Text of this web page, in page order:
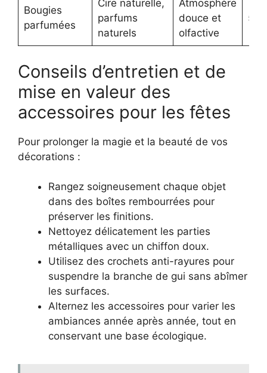
Bougies
parfumées
Cire naturelle,
parfums
naturels
Atmosphère
douce et
olfactive
5 à
Conseils d’entretien et de
mise en valeur des
accessoires pour les fêtes
Pour prolonger la magie et la beauté de vos
décorations :
Rangez soigneusement chaque objet
dans des boîtes rembourrées pour
préserver les finitions.
Nettoyez délicatement les parties
métalliques avec un chiffon doux.
Utilisez des crochets anti-rayures pour
suspendre la branche de gui sans abîmer
les surfaces.
Alternez les accessoires pour varier les
ambiances année après année, tout en
conservant une base écologique.